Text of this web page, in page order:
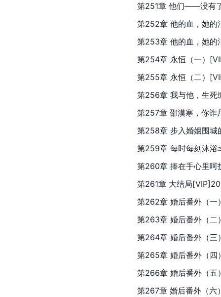
第251章 他们——没有
第252章 他的血，她
第253章 他的血，她
第254章 永恒（一）
第255章 永恒（二）
第256章 我与他，生
第257章 邵漠寒，你
第258章 步入婚姻围
第259章 每时每刻沐
第260章 捧在手心里
第261章 大结局
第262章 婚后番外（
第263章 婚后番外（
第264章 婚后番外（
第265章 婚后番外（四
第266章 婚后番外（
第267章 婚后番外（六